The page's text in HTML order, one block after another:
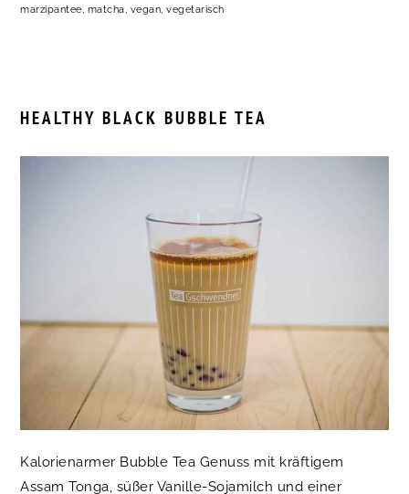
marzipantee, matcha, vegan,vegetarisch
HEALTHY BLACK BUBBLE TEA
Kalorienarmer Bubble Tea Genuss mit kräftigem
Assam Tonga, süßer Vanille-Sojamilch und einer